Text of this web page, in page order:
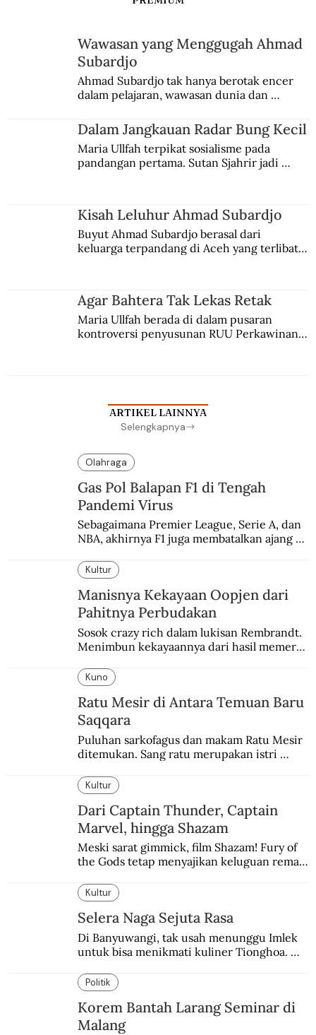
Awal Keterlibatan Australia dalam
Sengketa Indonesia-Belanda
Wawasan yang Menggugah Ahmad
Subardjo
Ahmad Subardjo tak hanya berotak encer
dalam pelajaran, wawasan dunia dan
Jules Verne, Multatuli, hingga Sun Yat-sen.
Dalam Jangkauan Radar Bung Kecil
Maria Ullfah terpikat sosialisme pada
pandangan pertama. Sutan Sjahrir jadi
Kisah Leluhur Ahmad Subardjo
Buyut Ahmad Subardjo berasal dari
keluarga terpandang di Aceh yang terlibat
Agar Bahtera Tak Lekas Retak
Maria Ullfah berada di dalam pusaran
kontroversi penyusunan RUU Perkawinan.
ARTIKEL LAINNYA
Selengkapnya
Olahraga
Gas Pol Balapan F1 di Tengah
Pandemi Virus
Sebagaimana Premier League, Serie A, dan
NBA, akhirnya F1 juga membatalkan ajang
enam dekade lampau.
Kultur
Manisnya Kekayaan Oopjen dari
Pahitnya Perbudakan
Sosok crazy rich dalam lukisan Rembrandt.
Menimbun kekayaannya dari hasil memeras
Kuno
Ratu Mesir di Antara Temuan Baru
Saqqara
Puluhan sarkofagus dan makam Ratu Mesir
ditemukan. Sang ratu merupakan istri
sebelumnya keberadaannya tak pernah
diketahui.
Kultur
Dari Captain Thunder, Captain
Marvel, hingga Shazam
Meski sarat gimmick, film Shazam! Fury of
the Gods tetap menyajikan keluguan remaja
Yunani.
Kultur
Selera Naga Sejuta Rasa
Di Banyuwangi, tak usah menunggu Imlek
untuk bisa menikmati kuliner Tionghoa.
pekan.
Politik
Korem Bantah Larang Seminar di
Malang